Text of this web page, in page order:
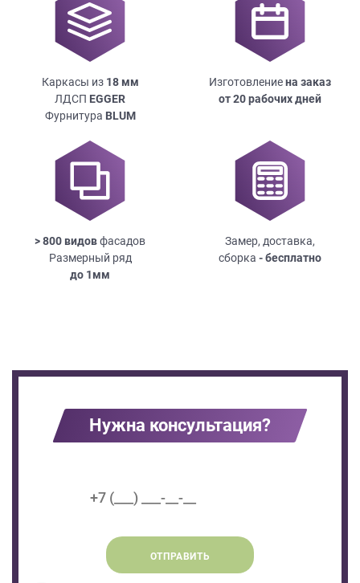
Каркасы из 18мм
ЛДСП EGGER
Фурнитура BLUM
Изготовлениена заказ
от 20 рабочих дней
> 800 видовфасадов
Размерный ряд
до 1мм
Замер, доставка,
сборка - бесплатно
Нужна консультация?
ОТПРАВИТЬ